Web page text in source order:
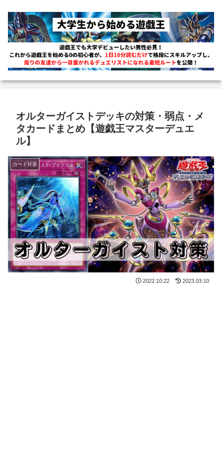
オルターガイストデッキの対策・弱点・メ
タカードまとめ【遊戯王マスターデュエ
ル】
カード対策
2022.10.22 2023.03.10